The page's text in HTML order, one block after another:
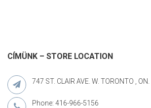
CÍMÜNK – STORE LOCATION
747 ST. CLAIR AVE. W. TORONTO ,
Phone: 416-966-5156